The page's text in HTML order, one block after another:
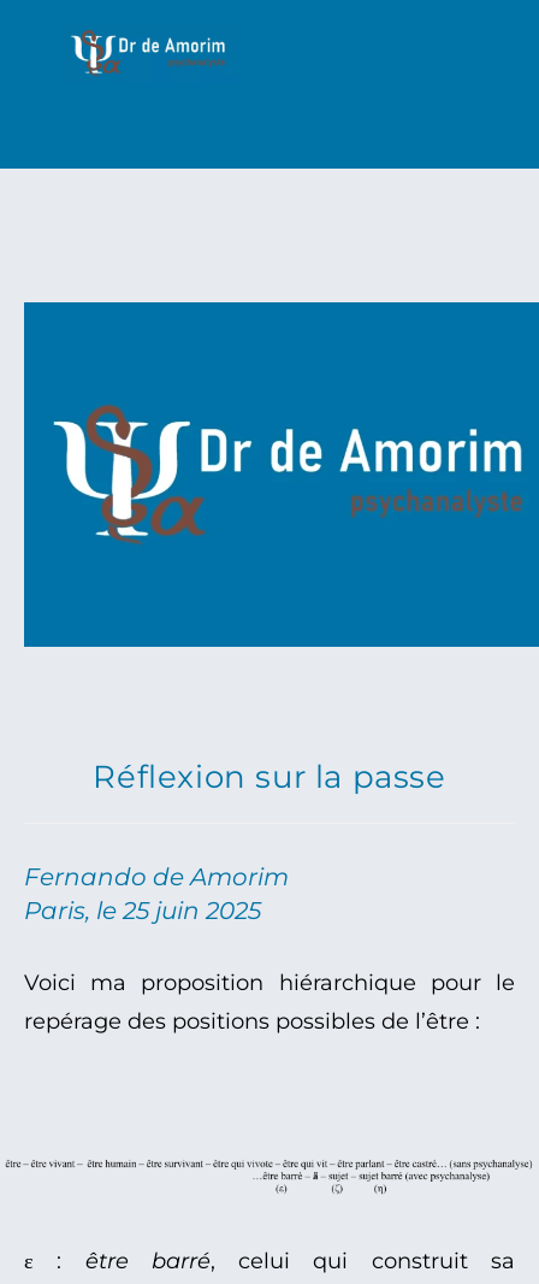
Réflexion sur la passe
Fernando de Amorim
Paris, le 25 juin 2025
Voici ma proposition hiérarchique pour le
repérage des positions possibles de l’être :
ε : être barré, celui qui construit sa